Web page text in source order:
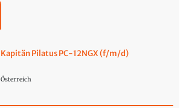
Kapitän Pilatus PC-12NGX (f/m/d)
Österreich